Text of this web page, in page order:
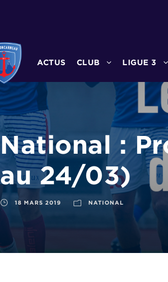
ACTUS CLUB LIGUE 3
National :
au 24/03)
18 MARS 2019 NATIONAL